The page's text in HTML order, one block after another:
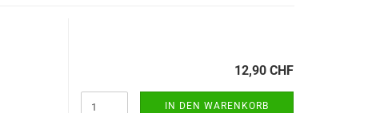
12,90 CHF
IN DEN WARENKORB